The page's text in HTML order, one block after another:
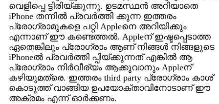
വെളിപ്പെ ട്ടിരിയ്ക്കുന്നു. ഉടമസ്ഥന്‍ അറിയാതെ
iPhone തന്നില്‍ പ്രവര്‍ത്തി ക്കുന്ന ഇത്തരം
പ്രോഗ്രാമുകളെ പറ്റി Appleനെ അറിയിക്കും
എന്നാണ് ഈ കണ്ടെത്തല്‍. Appleന് ഇഷ്ടപ്പെടാത്ത
ഏതെങ്കിലും പ്രോഗ്രാം ആണ് നിങ്ങള്‍ നിങ്ങളുടെ
iPhoneല്‍ പ്രവര്‍ത്തി പ്പിയ്ക്കുന്നത് എങ്കില്‍ ആ
പ്രോഗ്രാം നിര്‍വീര്യം ആക്കുവാനും Appleന്
കഴിയുമത്രെ. ഇത്തരം third party പ്രോഗ്രാം കാശ്
കൊടുത്ത് വാങ്ങിയ ഉപയോക്താവിനോടാണ് ഈ
അക്രമം എന്ന് ഓര്‍ക്കണം.